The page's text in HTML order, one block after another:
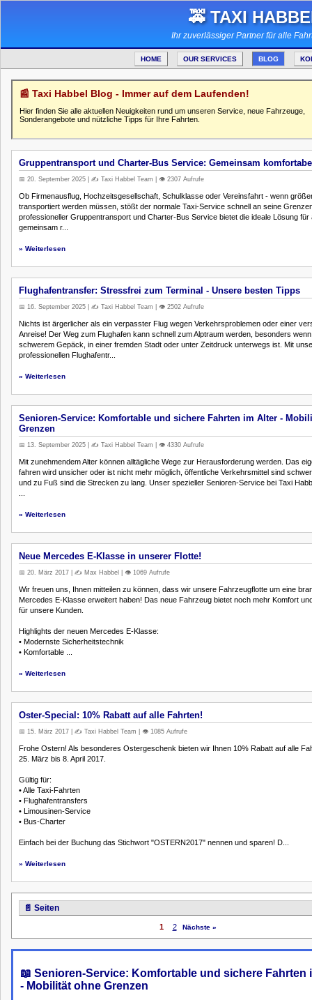
🚕 TAXI
Ihr zuverlässiger Partner für alle
HOME OUR SERVICES BLOG
📰 Taxi Habbel Blog - Immer auf dem Laufenden!
Hier finden Sie alle aktuellen Neuigkeiten rund um unseren Service, neue Fahrzeuge,
Sonderangebote und nützliche Tipps für Ihre Fahrten.
Gruppentransport und Charter-Bus Service: Gemeinsam
📅 20. September 2025 | ✍️ Taxi Habbel Team | 👁️ 2307 Aufrufe
Ob Firmenausflug, Hochzeitsgesellschaft, Schulklasse oder Vereinsfahrt - wenn
transportiert werden müssen, stößt der normale Taxi-Service schnell an seine
professioneller Gruppentransport und Charter-Bus Service bietet die ideale Lösung für
gemeinsam r...
» Weiterlesen
Flughafentransfer: Stressfrei zum Terminal - Unsere besten Tipps
📅 16. September 2025 | ✍️ Taxi Habbel Team | 👁️ 2502 Aufrufe
Nichts ist ärgerlicher als ein verpasster Flug wegen Verkehrsproblemen oder einer
Anreise! Der Weg zum Flughafen kann schnell zum Alptraum werden, besonders
schwerem Gepäck, in einer fremden Stadt oder unter Zeitdruck unterwegs ist. Mit
professionellen Flughafentr...
» Weiterlesen
Senioren-Service: Komfortable und sichere Fahrten im Alter -
Grenzen
📅 13. September 2025 | ✍️ Taxi Habbel Team | 👁️ 4330 Aufrufe
Mit zunehmendem Alter können alltägliche Wege zur Herausforderung werden. Das
fahren wird unsicher oder ist nicht mehr möglich, öffentliche Verkehrsmittel sind
und zu Fuß sind die Strecken zu lang. Unser spezieller Senioren-Service bei Taxi
» Weiterlesen
Neue Mercedes E-Klasse in unserer Flotte!
📅 20. März 2017 | ✍️ Max Habbel | 👁️ 1069 Aufrufe
Wir freuen uns, Ihnen mitteilen zu können, dass wir unsere Fahrzeugflotte um eine
Mercedes E-Klasse erweitert haben! Das neue Fahrzeug bietet noch mehr Komfort
für unsere Kunden.
Highlights der neuen Mercedes E-Klasse:
• Modernste Sicherheitstechnik
• Komfortable ...
» Weiterlesen
Oster-Special: 10% Rabatt auf alle Fahrten!
📅 15. März 2017 | ✍️ Taxi Habbel Team | 👁️ 1085 Aufrufe
Frohe Ostern! Als besonderes Ostergeschenk bieten wir Ihnen 10% Rabatt auf alle
25. März bis 8. April 2017.
Gültig für:
• Alle Taxi-Fahrten
• Flughafentransfers
• Limousinen-Service
• Bus-Charter
Einfach bei der Buchung das Stichwort "OSTERN2017" nennen und sparen! D...
» Weiterlesen
📄 Seiten
1 2 Nächste »
📖 Senioren-Service: Komfortable und sichere Fahrten
- Mobilität ohne Grenzen